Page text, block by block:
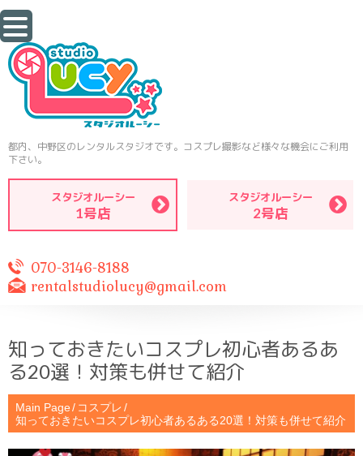
都内、中野区のレンタルスタジオです。コスプレ撮影など様々な機会にご利用
下さい。
スタジオルーシー
1号店
スタジオルーシー
2号店
070-3146-8188
rentalstudiolucy@gmail.com
知っておきたいコスプレ初心者あるあ
る20選！対策も併せて紹介
Main Page
コスプレ
知っておきたいコスプレ初心者あるある20選！対策も併せて紹介